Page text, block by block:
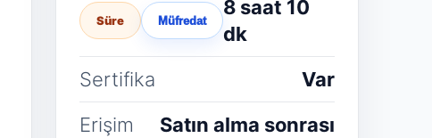
Süre Müfredat
8 saat 10
dk
Sertifika
Var
Erişim
Satın alma sonrası